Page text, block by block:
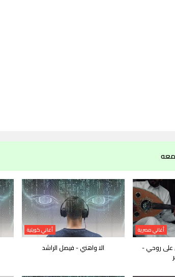
أغاني مصرية
على روحي -
أغاني كويتية
الا واهني - فيصل الراشد